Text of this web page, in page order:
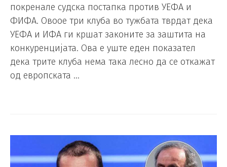
покренале судска постапка против УЕФА и
ФИФА. Овоое три клуба во тужбата тврдат дека
УЕФА и ИФА ги кршат законите за заштита на
конкуренцијата. Ова е уште еден показател
дека трите клуба нема така лесно да се откажат
од европската …